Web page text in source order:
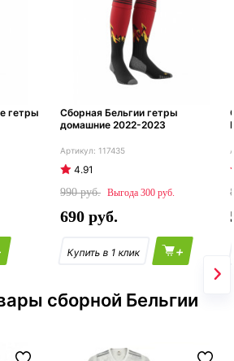
гетры
Сборная Бельгии гетры
домашние 2022-2023
117435
4.91
990
300
690
+
сборной Бельгии